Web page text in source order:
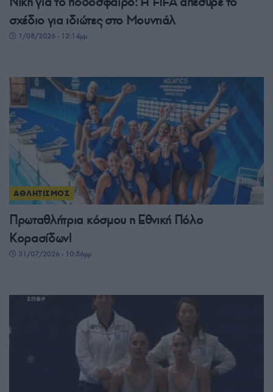
σχέδιο για ιδιώτες στο Μουντιάλ
1/08/2026 - 12:14μμ
ΑΘΛΗΤΙΣΜΟΣ
Πρωταθλήτρια κόσμου η Εθνική Πόλο
Κορασίδων!
31/07/2026 - 10:56μμ